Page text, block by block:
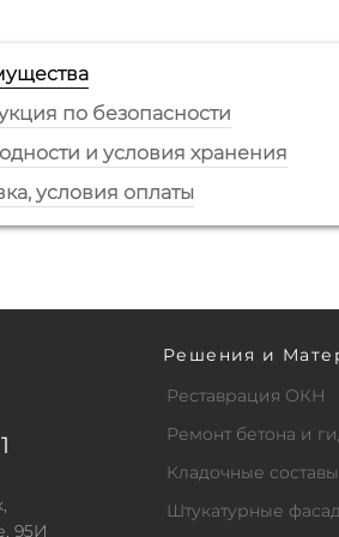
по безопасности
и условия хранения
условия оплаты
95И
Решения и
Реставрация ОКН
Ремонт бетона и
Кладочные
Штукатурные